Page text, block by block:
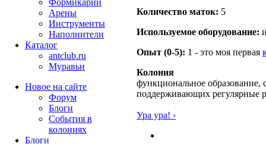
Количество маток: 5
Используемое оборудование:
Опыт (0-5): 1 - это моя первая
Колония
функциональное образование,
поддерживающих регулярные
Ура ура! ›
Формикарии
Арены
Инструменты
Наполнители
Каталог
antclub.ru
Муравьи
Новое на сайте
Форум
Блоги
События в
колониях
Блоги